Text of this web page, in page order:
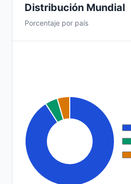
Distribución Mundial
Porcentaje por país